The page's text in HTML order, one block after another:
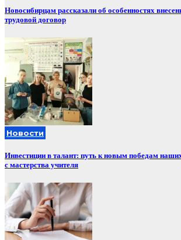
Новосибирцам рассказали об особенностях
трудовой договор
Новости
Инвестиции в талант: путь к новым победам
с мастерства учителя